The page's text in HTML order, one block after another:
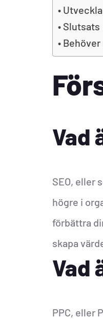
Slutsats
Behöver
Vad
SEO, eller
högre i
förbättra
skapa
Vad
PPC, eller